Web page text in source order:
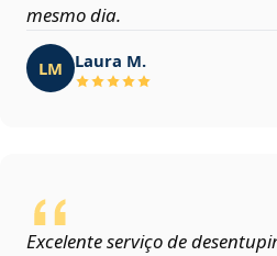
mesmo dia.
LM Laura M.
Excelente serviço de